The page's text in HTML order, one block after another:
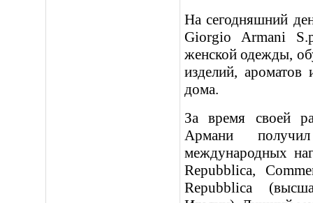
На сегодняшний
Giorgio Armani
женской одежды,
изделий,
дома.
За время своей
Армани
международных
Repubblica,
Repubblica